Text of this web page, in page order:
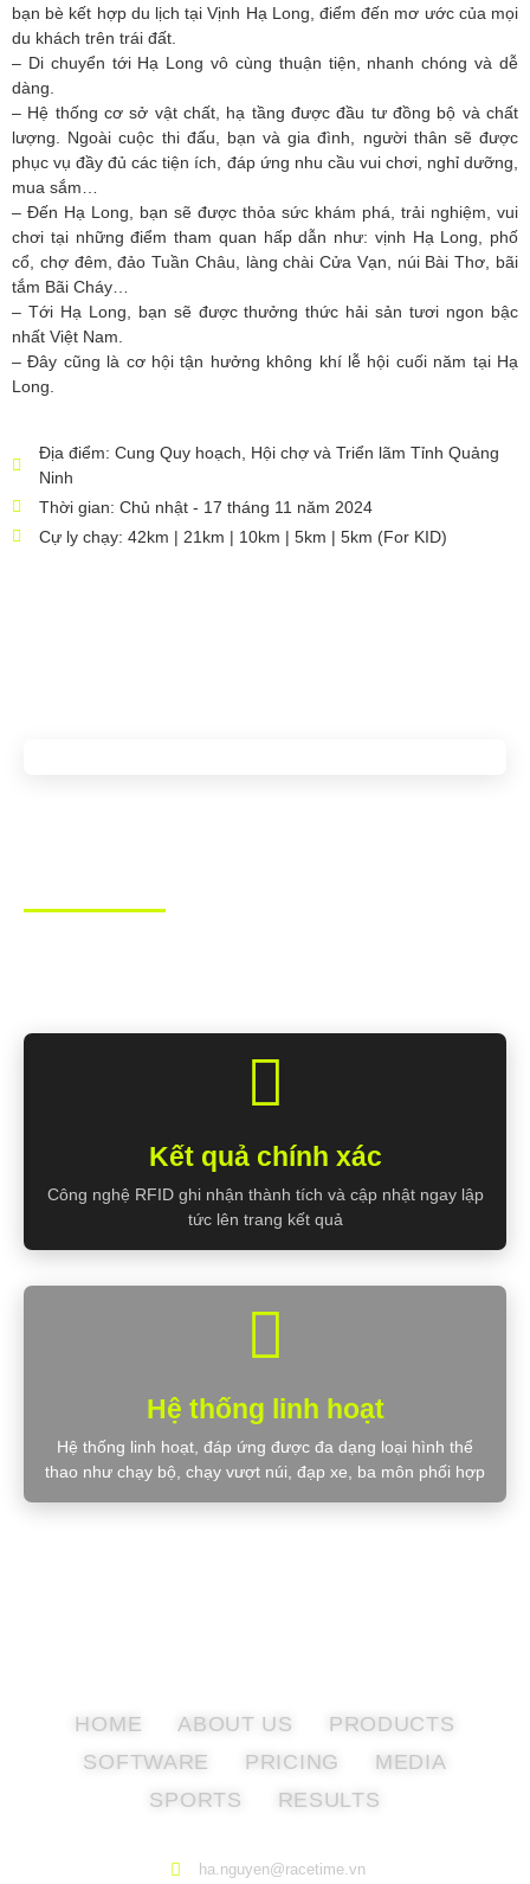
bạn bè kết hợp du lịch tại Vịnh Hạ Long, điểm đến mơ ước của mọi
du khách trên trái đất.
– Di chuyển tới Hạ Long vô cùng thuận tiện, nhanh chóng và dễ
dàng.
– Hệ thống cơ sở vật chất, hạ tầng được đầu tư đồng bộ và chất
lượng. Ngoài cuộc thi đấu, bạn và gia đình, người thân sẽ được
phục vụ đầy đủ các tiện ích, đáp ứng nhu cầu vui chơi, nghỉ dưỡng,
mua sắm…
– Đến Hạ Long, bạn sẽ được thỏa sức khám phá, trải nghiệm, vui
chơi tại những điểm tham quan hấp dẫn như: vịnh Hạ Long, phố
cổ, chợ đêm, đảo Tuần Châu, làng chài Cửa Vạn, núi Bài Thơ, bãi
tắm Bãi Cháy…
– Tới Hạ Long, bạn sẽ được thưởng thức hải sản tươi ngon bậc
nhất Việt Nam.
– Đây cũng là cơ hội tận hưởng không khí lễ hội cuối năm tại Hạ
Long.
Địa điểm: Cung Quy hoạch, Hội chợ và Triển lãm Tỉnh Quảng
Ninh
Thời gian: Chủ nhật - 17 tháng 11 năm 2024
Cự ly chạy: 42km | 21km | 10km | 5km | 5km (For KID)
Kết quả chính xác
Công nghệ RFID ghi nhận thành tích và cập nhật ngay lập
tức lên trang kết quả
Hệ thống linh hoạt
Hệ thống linh hoạt, đáp ứng được đa dạng loại hình thể
thao như chạy bộ, chạy vượt núi, đạp xe, ba môn phối hợp
HOME ABOUT US
PRODUCTS
SOFTWARE
PRICING
MEDIA
SPORTS
RESULTS
ha.nguyen@racetime.vn